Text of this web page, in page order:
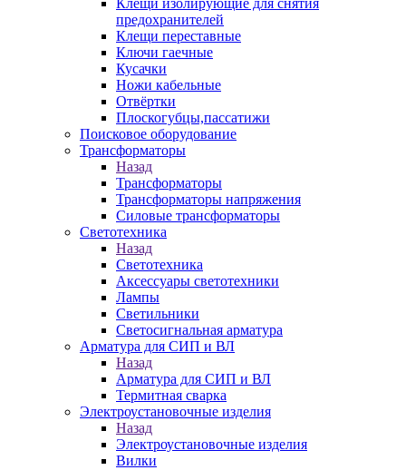
Клещи изолирующие для снятия
предохранителей
Клещи переставные
Ключи гаечные
Кусачки
Ножи кабельные
Отвёртки
Плоскогубцы,пассатижи
Поисковое оборудование
Трансформаторы
Назад
Трансформаторы
Трансформаторы напряжения
Силовые трансформаторы
Светотехника
Назад
Светотехника
Аксессуары светотехники
Лампы
Светильники
Светосигнальная арматура
Арматура для СИП и ВЛ
Назад
Арматура для СИП и ВЛ
Термитная сварка
Электроустановочные изделия
Назад
Электроустановочные изделия
Вилки